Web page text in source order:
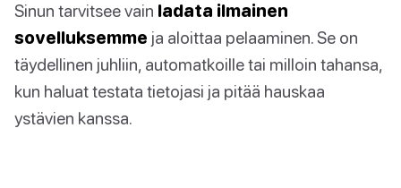
Sinun tarvitsee vain ladata ilmainen
sovelluksemme ja aloittaa pelaaminen. Se on
täydellinen juhliin, automatkoille tai milloin tahansa,
kun haluat testata tietojasi ja pitää hauskaa
ystävien kanssa.